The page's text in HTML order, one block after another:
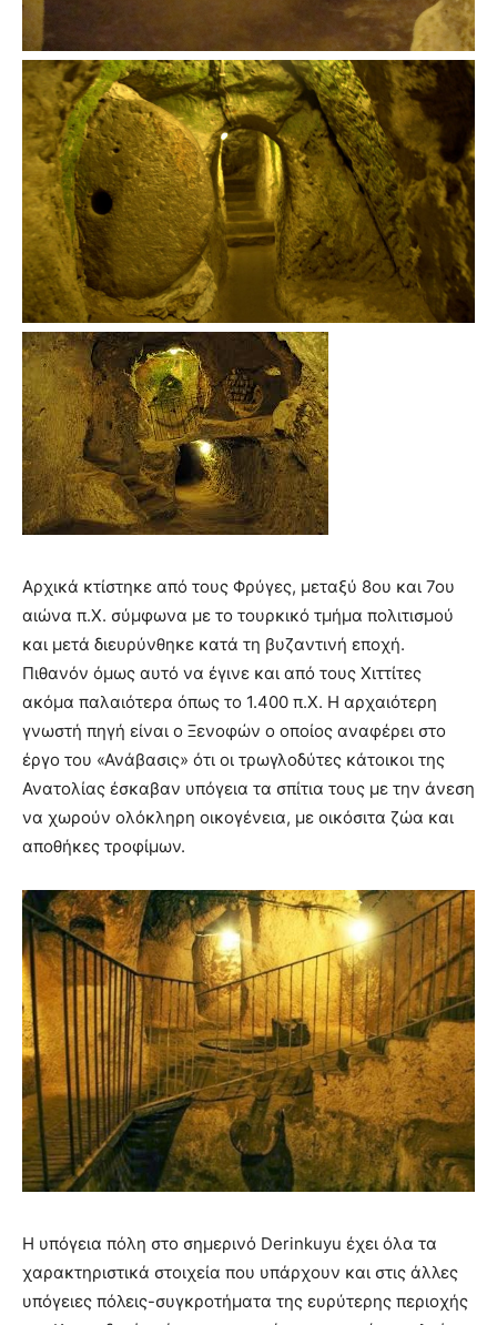
Αρχικά κτίστηκε από τους Φρύγες, μεταξύ 8ου και 7ου
αιώνα π.Χ. σύμφωνα με το τουρκικό τμήμα πολιτισμού
και μετά διευρύνθηκε κατά τη βυζαντινή εποχή.
Πιθανόν όμως αυτό να έγινε και από τους Χιττίτες
ακόμα παλαιότερα όπως το 1.400 π.Χ. Η αρχαιότερη
γνωστή πηγή είναι ο Ξενοφών ο οποίος αναφέρει στο
έργο του «Ανάβασις» ότι οι τρωγλοδύτες κάτοικοι της
Ανατολίας έσκαβαν υπόγεια τα σπίτια τους με την άνεση
να χωρούν ολόκληρη οικογένεια, με οικόσιτα ζώα και
αποθήκες τροφίμων.
Η υπόγεια πόλη στο σημερινό Derinkuyu έχει όλα τα
χαρακτηριστικά στοιχεία που υπάρχουν και στις άλλες
υπόγειες πόλεις-συγκροτήματα της ευρύτερης περιοχής